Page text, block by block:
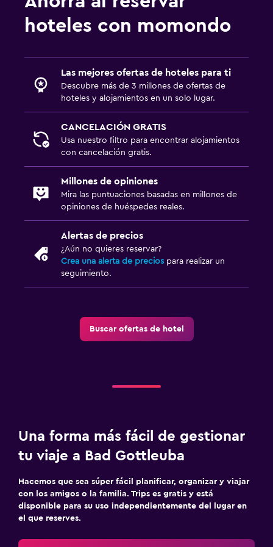
hoteles con momondo
Las mejores ofertas de hoteles para ti
Descubre más de 3 millones de ofertas de
hoteles y alojamientos en un solo lugar.
CANCELACIÓN GRATIS
Usa nuestro filtro para encontrar alojamientos
con cancelación gratis.
Millones de opiniones
Mira las puntuaciones basadas en millones de
opiniones de huéspedes reales.
Alertas de precios
¿Aún no quieres reservar?
Crea una alerta de precios para realizar un
seguimiento.
Buscar ofertas de hotel
Una forma más fácil de gestionar
tu viaje a Bad Gottleuba
Hacemos que sea súper fácil planificar, organizar y viajar
con los amigos o la familia. Trips es gratis y está
disponible para su uso independientemente del lugar en
el que reserves.